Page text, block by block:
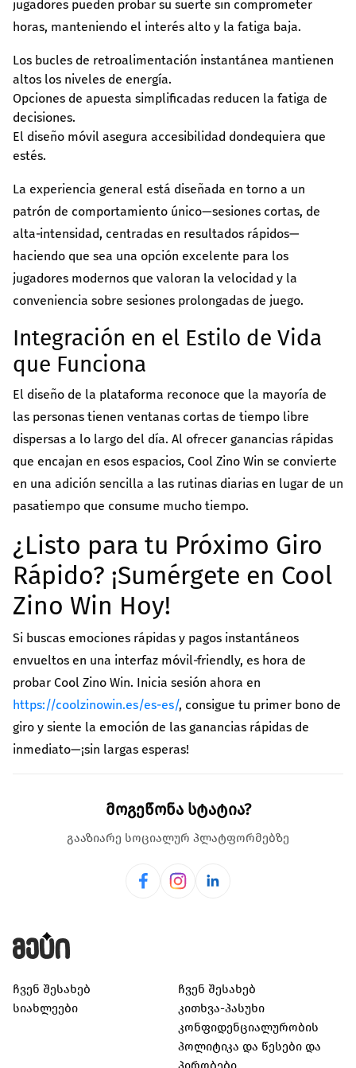
jugadores pueden probar su suerte sin comprometer
horas, manteniendo el interés alto y la fatiga baja.
Los bucles de retroalimentación instantánea mantienen
altos los niveles de energía.
Opciones de apuesta simplificadas reducen la fatiga de
decisiones.
El diseño móvil asegura accesibilidad dondequiera que
estés.
La experiencia general está diseñada en torno a un
patrón de comportamiento único—sesiones cortas, de
alta‑intensidad, centradas en resultados rápidos—
haciendo que sea una opción excelente para los
jugadores modernos que valoran la velocidad y la
conveniencia sobre sesiones prolongadas de juego.
Integración en el Estilo de Vida
que Funciona
El diseño de la plataforma reconoce que la mayoría de
las personas tienen ventanas cortas de tiempo libre
dispersas a lo largo del día. Al ofrecer ganancias rápidas
que encajan en esos espacios, Cool Zino Win se convierte
en una adición sencilla a las rutinas diarias en lugar de un
pasatiempo que consume mucho tiempo.
¿Listo para tu Próximo Giro
Rápido? ¡Sumérgete en Cool
Zino Win Hoy!
Si buscas emociones rápidas y pagos instantáneos
envueltos en una interfaz móvil‑friendly, es hora de
probar Cool Zino Win. Inicia sesión ahora en
https://coolzinowin.es/es-es/, consigue tu primer bono de
giro y siente la emoción de las ganancias rápidas de
inmediato—¡sin largas esperas!
მოგეწონა სტატია?
გააზიარე სოციალურ პლატფორმებზე
ჩვენ შესახებ
სიახლეები
ჩვენ შესახებ
კითხვა-პასუხი
კონფიდენციალურობის
პოლიტიკა და წესები და